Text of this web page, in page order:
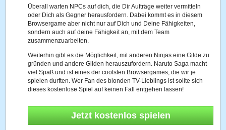
Überall warten NPCs auf dich, die Dir Aufträge weiter vermitteln
oder Dich als Gegner herausfordern. Dabei kommt es in diesem
Browsergame aber nicht nur auf Dich und Deine Fähigkeiten,
sondern auch auf deine Fähigkeit an, mit dem Team
zusammenzuarbeiten.
Weiterhin gibt es die Möglichkeit, mit anderen Ninjas eine Gilde zu
gründen und andere Gilden herauszufordern. Naruto Saga macht
viel Spaß und ist eines der coolsten Browsergames, die wir je
spielen durften. Wer Fan des blonden TV-Lieblings ist sollte sich
dieses kostenlose Spiel auf keinen Fall entgehen lassen!
Jetzt kostenlos spielen